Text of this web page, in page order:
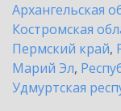
Архангельская
Костромская
Пермский край,
Марий Эл,
Удмуртская